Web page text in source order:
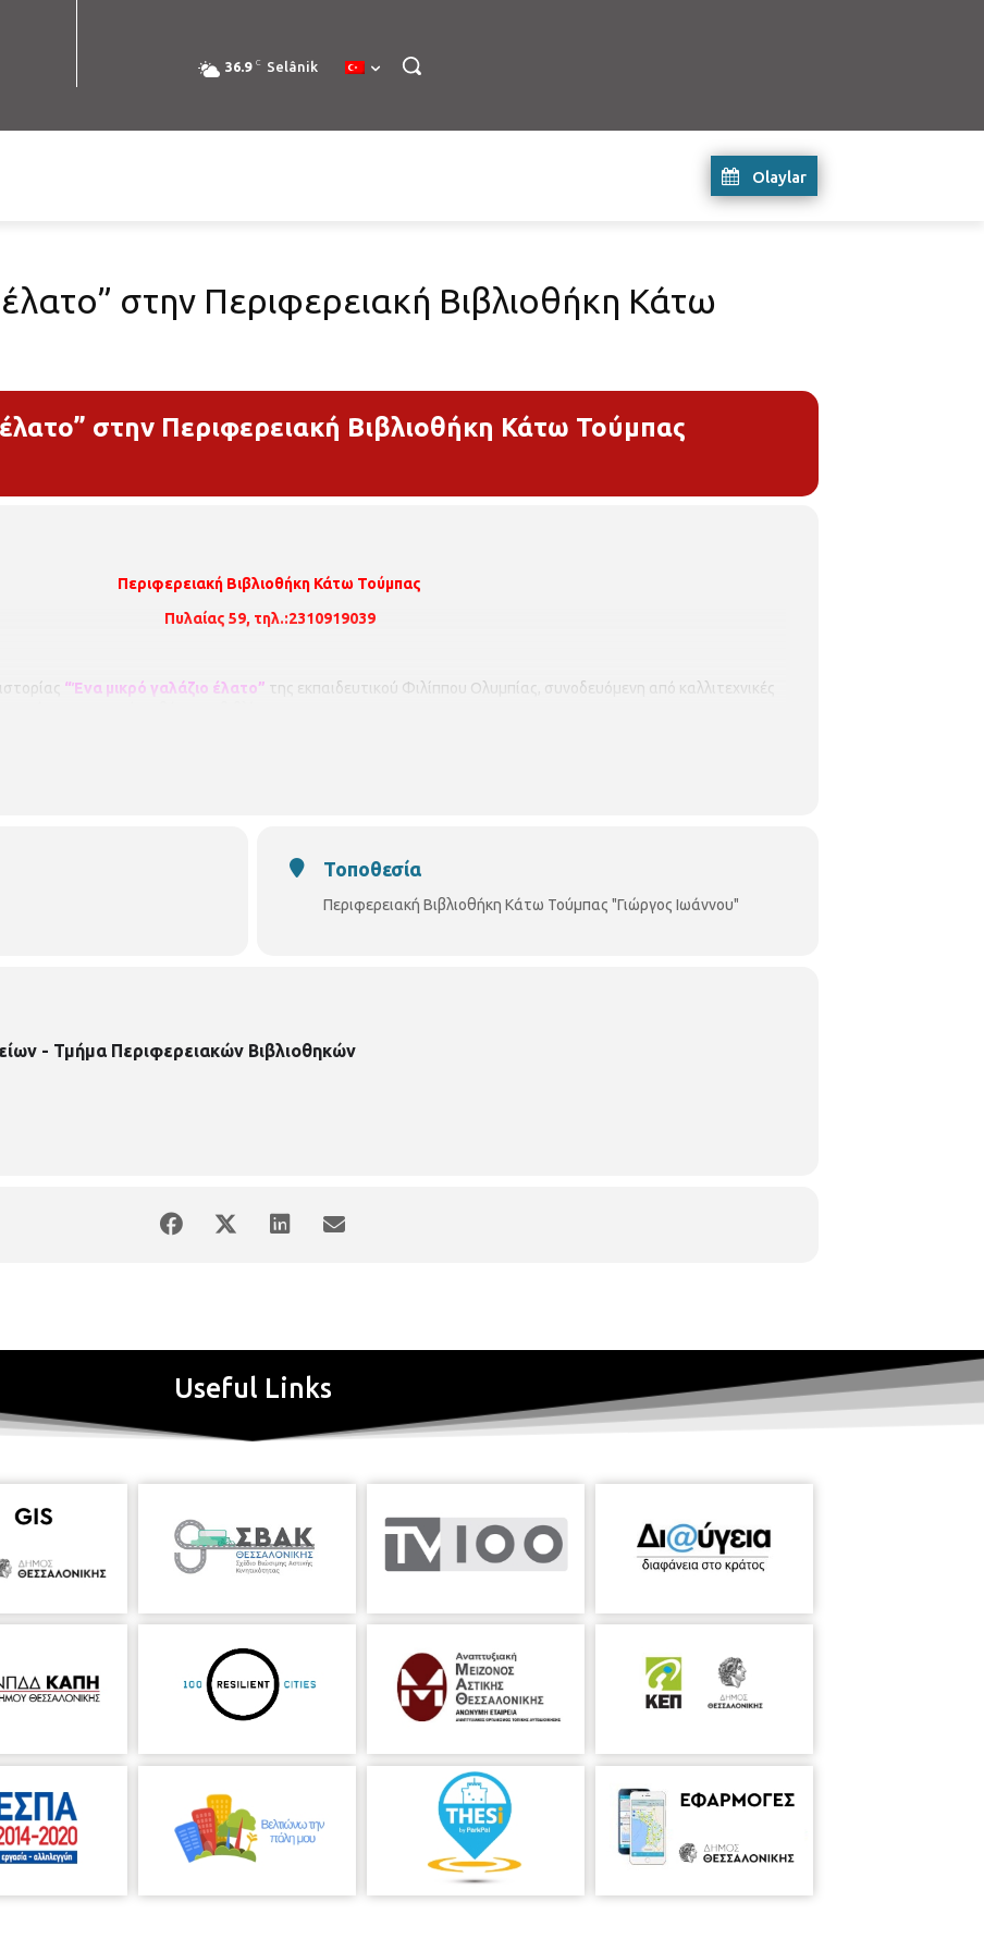
36.9 C Selânik
Olaylar
στην Περιφερειακή Βιβλιοθήκη Κάτω
στην Περιφερειακή Βιβλιοθήκη Κάτω Τούμπας
Περιφερειακή Βιβλιοθήκη Κάτω Τούμπας
Πυλαίας 59, τηλ.:2310919039
“Ένα μικρό γαλάζιο έλατο” της εκπαιδευτικού Φιλίππου Ολυμπίας, συνοδευόμενη από καλλιτεχνικές
Βιβλιοθήκη Κάτω Τούμπας,Πυλαίας 59, τηλ:2310919039
Τοποθεσία
Περιφερειακή Βιβλιοθήκη Κάτω Τούμπας "Γιώργος Ιωάννου"
- Τμήμα Περιφερειακών Βιβλιοθηκών
Useful Links